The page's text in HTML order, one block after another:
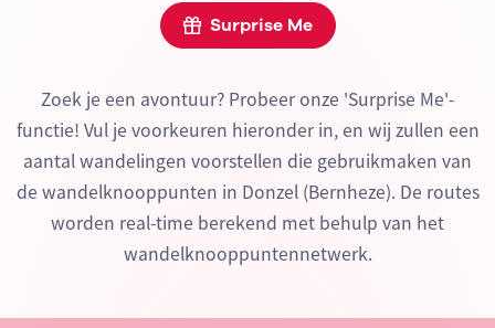
Surprise Me
Zoek je een avontuur? Probeer onze 'Surprise Me'-
functie! Vul je voorkeuren hieronder in, en wij zullen een
aantal wandelingen voorstellen die gebruikmaken van
de wandelknooppunten in Donzel (Bernheze). De routes
worden real-time berekend met behulp van het
wandelknooppuntennetwerk.